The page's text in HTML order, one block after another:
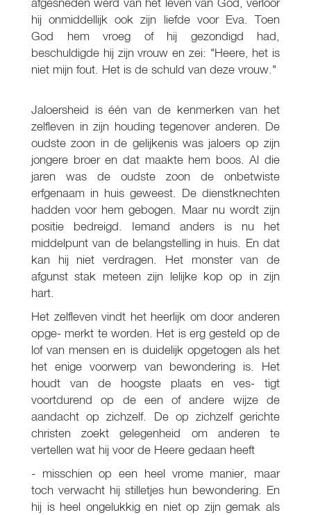
hij onmiddellijk ook zijn liefde voor Eva. Toen
God hem vroeg of hij gezondigd had,
beschuldigde hij zijn vrouw en zei: "Heere, het is
niet mijn fout. Het is de schuld van deze vrouw."
Jaloersheid is één van de kenmerken van het
zelfleven in zijn houding tegenover anderen. De
oudste zoon in de gelijkenis was jaloers op zijn
jongere broer en dat maakte hem boos. Al die
jaren was de oudste zoon de onbetwiste
erfgenaam in huis geweest. De dienstknechten
hadden voor hem gebogen. Maar nu wordt zijn
positie bedreigd. Iemand anders is nu het
middelpunt van de belangstelling in huis. En dat
kan hij niet verdragen. Het monster van de
afgunst stak meteen zijn lelijke kop op in zijn
hart.
Het zelfleven vindt het heerlijk om door anderen
opge- merkt te worden. Het is erg gesteld op de
lof van mensen en is duidelijk opgetogen als het
het enige voorwerp van bewondering is. Het
houdt van de hoogste plaats en ves- tigt
voortdurend op de een of andere wijze de
aandacht op zichzelf. De op zichzelf gerichte
christen zoekt gelegenheid om anderen te
vertellen wat hij voor de Heere gedaan heeft
- misschien op een heel vrome manier, maar
toch verwacht hij stilletjes hun bewondering. En
hij is heel ongelukkig en niet op zijn gemak als